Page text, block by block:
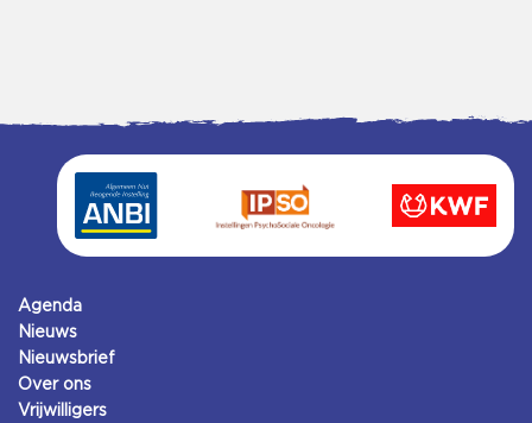
Agenda
Nieuws
Nieuwsbrief
Over ons
Vrijwilligers